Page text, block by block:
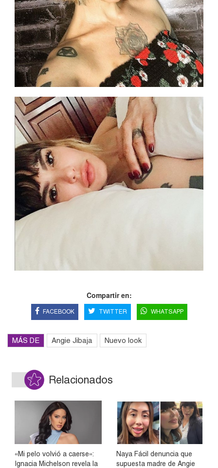
Compartir en:
FACEBOOK TWITTER WHATSAPP
MÁS DE Angie Jibaja Nuevo look
Relacionados
«Mi pelo volvió a caerse»:
Ignacia Michelson revela la
Naya Fácil denuncia que
supuesta madre de Angie